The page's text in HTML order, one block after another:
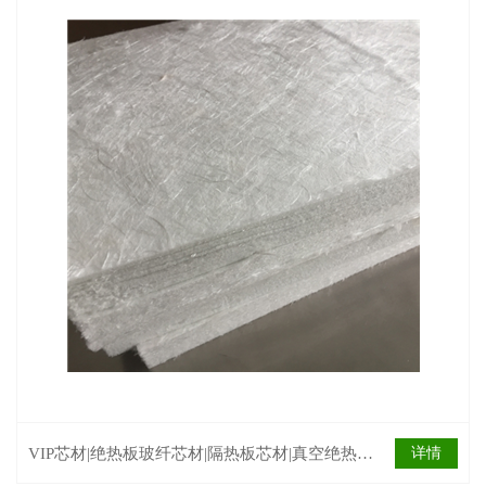
VIP芯材|绝热板玻纤芯材|隔热板芯材|真空绝热板 详情